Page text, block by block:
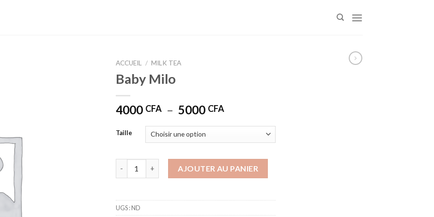
ACCUEIL / MILK TEA
Baby Milo
4000 CFA – 5000 CFAPlage
4000 CFA
à
5000 CFA
Taille
AJOUTER AU PANIER
UGS :ND